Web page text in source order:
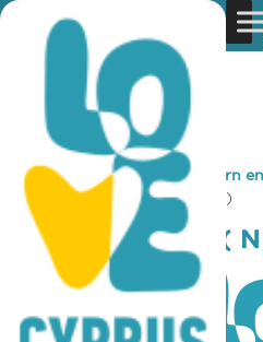
You are here: Home »Zypern
COSTA COFFEE ( NICOSIA )
COSTA COFFEE (